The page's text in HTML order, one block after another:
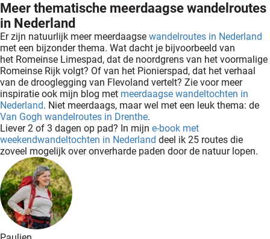
Meer thematische meerdaagse wandelroutes
in Nederland
Er zijn natuurlijk meer meerdaagse wandelroutes in Nederland
met een bijzonder thema. Wat dacht je bijvoorbeeld van
het Romeinse Limespad, dat de noordgrens van het voormalige
Romeinse Rijk volgt? Of van het Pionierspad, dat het verhaal
van de drooglegging van Flevoland vertelt? Zie voor meer
inspiratie ook mijn blog met meerdaagse wandeltochten in
Nederland. Niet meerdaags, maar wel met een leuk thema: de
Van Gogh wandelroutes in Drenthe.
Liever 2 of 3 dagen op pad? In mijn e-book met
weekendwandeltochten in Nederland deel ik 25 routes die
zoveel mogelijk over onverharde paden door de natuur lopen.